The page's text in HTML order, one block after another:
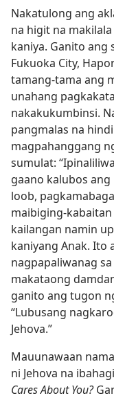
Nakatulong ang
na higit na
kaniya. Ganito ang
Fukuoka City,
tamang-tama ang
unahang
nakakukumbinsi.
pangmalas na
magpahanggang
sumulat:
gaano kalubos
loob,
maibiging-
kailangan namin
kaniyang Anak. Ito
nagpapaliwanag
makataong
ganito ang tugon
“Lubusang
Jehova.”
Mauunawaan
ni Jehova na
Cares About You?